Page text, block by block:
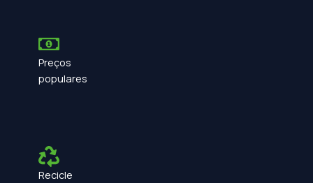
Preços
populares
Recicle